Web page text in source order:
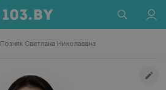
Позняк Светлана Николаевна